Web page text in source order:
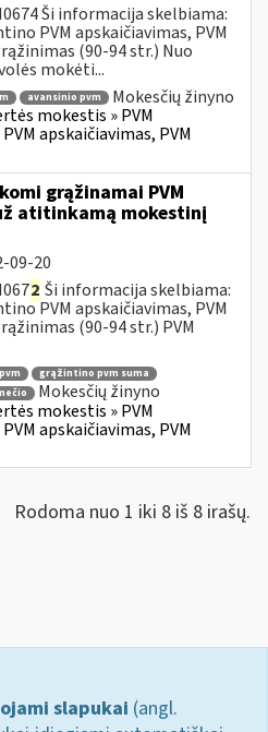
Ši informacija skelbiama:
PVM apskaičiavimas, PVM
(90-94 str.) Nuo
mokėti...
avansinio pvm
Mokesčių žinyno
mokestis » PVM
apskaičiavimas, PVM
grąžinamai PVM
atitinkamą mokestinį
09-20
2 Ši informacija skelbiama:
PVM apskaičiavimas, PVM
(90-94 str.) PVM
grąžintino pvm suma
Mokesčių žinyno
mokestis » PVM
apskaičiavimas, PVM
Rodoma nuo 1 iki 8 iš 8 irašų.
slapukai (angl.